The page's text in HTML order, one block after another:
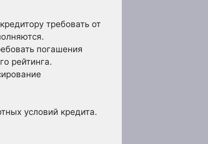
требовать от
погашения
рейтинга.
условий кредита.